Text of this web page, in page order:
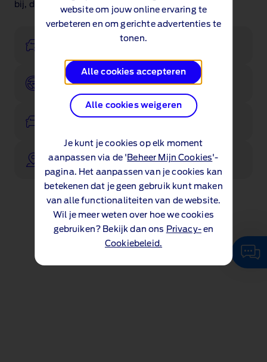
website om jouw online ervaring te
verbeteren en om gerichte advertenties te
tonen.
Alle cookies accepteren
Alle cookies weigeren
Je kunt je cookies op elk moment
aanpassen via de ' Beheer Mijn Cookies'-
pagina. Het aanpassen van je cookies kan
betekenen dat je geen gebruik kunt maken
van alle functionaliteiten van de website.
Wil je meer weten over hoe we cookies
gebruiken? Bekijk dan ons Privacy-en
Cookiebeleid.
bij, dus vind de auto die bij je past.
Boek een proefrit
Vind een Ford Dealer